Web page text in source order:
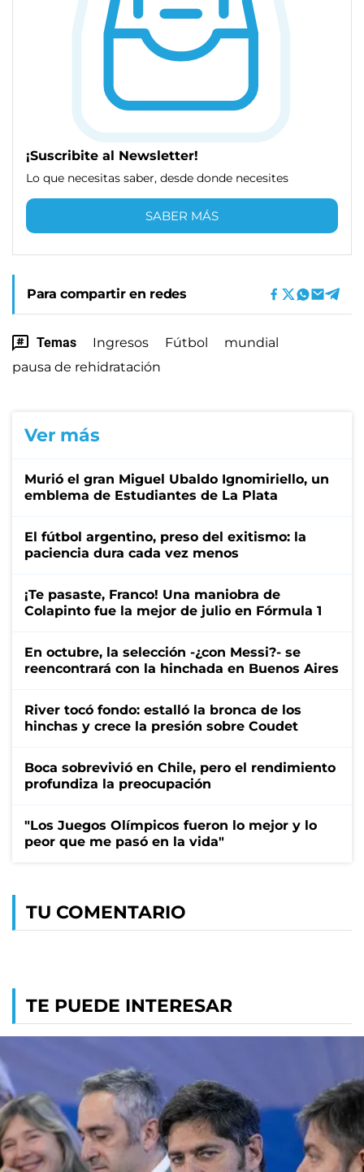
¡Suscribite al Newsletter!
Lo que necesitas saber, desde donde necesites
SABER MÁS
Para compartir en redes
Temas Ingresos Fútbol
mundial
pausa de rehidratación
Ver más
Murió el gran Miguel Ubaldo Ignomiriello, un
emblema de Estudiantes de La Plata
El fútbol argentino, preso del exitismo: la
paciencia dura cada vez menos
¡Te pasaste, Franco! Una maniobra de
Colapinto fue la mejor de julio en Fórmula 1
En octubre, la selección -¿con Messi?- se
reencontrará con la hinchada en Buenos Aires
River tocó fondo: estalló la bronca de los
hinchas y crece la presión sobre Coudet
Boca sobrevivió en Chile, pero el rendimiento
profundiza la preocupación
"Los Juegos Olímpicos fueron lo mejor y lo
peor que me pasó en la vida"
TU COMENTARIO
TE PUEDE INTERESAR